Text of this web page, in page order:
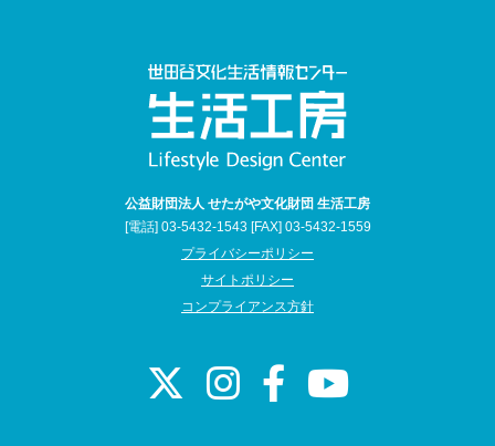
公益財団法人 せたがや文化財団 生活工房
[電話] 03-5432-1543 [FAX] 03-5432-1559
プライバシーポリシー
サイトポリシー
コンプライアンス方針